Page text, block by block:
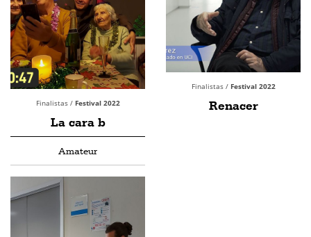
Finalistas / Festival 2022
La cara b
Finalistas / Festival 2022
Renacer
Amateur